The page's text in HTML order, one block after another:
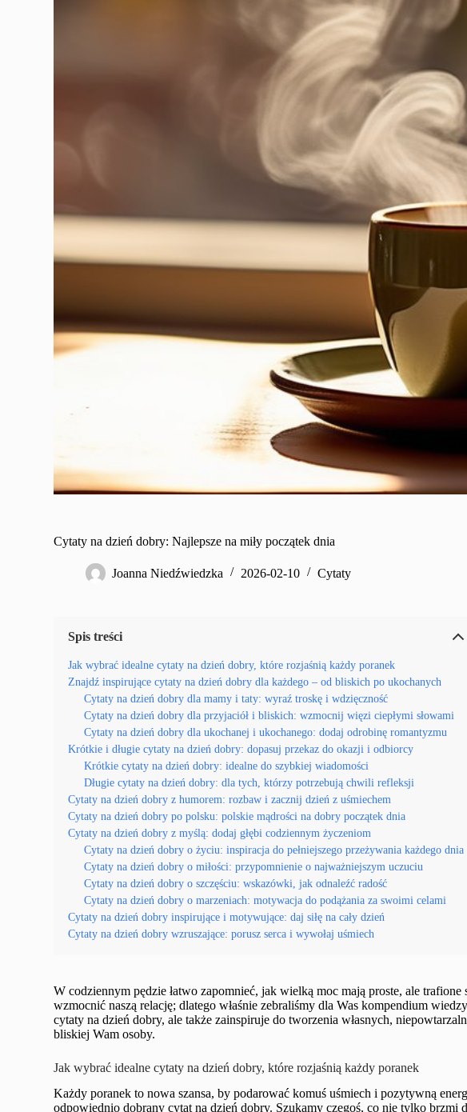
Cytaty na dzień dobry: Najlepsze na miły początek dnia
Joanna Niedźwiedzka 2026-02-10 Cytaty
Spis treści
Jak wybrać idealne cytaty na dzień dobry, które rozjaśnią każdy poranek
Znajdź inspirujące cytaty na dzień dobry dla każdego – od bliskich po ukochanych
Cytaty na dzień dobry dla mamy i taty: wyraź troskę i wdzięczność
Cytaty na dzień dobry dla przyjaciół i bliskich: wzmocnij więzi ciepłymi słowami
Cytaty na dzień dobry dla ukochanej i ukochanego: dodaj odrobinę romantyzmu
Krótkie i długie cytaty na dzień dobry: dopasuj przekaz do okazji i odbiorcy
Krótkie cytaty na dzień dobry: idealne do szybkiej wiadomości
Długie cytaty na dzień dobry: dla tych, którzy potrzebują chwili refleksji
Cytaty na dzień dobry z humorem: rozbaw i zacznij dzień z uśmiechem
Cytaty na dzień dobry po polsku: polskie mądrości na dobry początek dnia
Cytaty na dzień dobry z myślą: dodaj głębi codziennym życzeniom
Cytaty na dzień dobry o życiu: inspiracja do pełniejszego przeżywania każdego dnia
Cytaty na dzień dobry o miłości: przypomnienie o najważniejszym uczuciu
Cytaty na dzień dobry o szczęściu: wskazówki, jak odnaleźć radość
Cytaty na dzień dobry o marzeniach: motywacja do podążania za swoimi celami
Cytaty na dzień dobry inspirujące i motywujące: daj siłę na cały dzień
Cytaty na dzień dobry wzruszające: porusz serca i wywołaj uśmiech
W codziennym pędzie łatwo zapomnieć, jak wielką moc mają proste, ale
wzmocnić naszą relację; dlatego właśnie zebraliśmy dla Was kompendium
cytaty na dzień dobry, ale także zainspiruje do tworzenia własnych,
bliskiej Wam osoby.
Jak wybrać idealne cytaty na dzień dobry, które rozjaśnią każdy poranek
Każdy poranek to nowa szansa, by podarować komuś uśmiech i pozytywną
odpowiednio dobrany cytat na dzień dobry. Szukamy czegoś, co nie tylko brzmi